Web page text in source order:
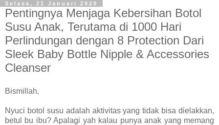
Selasa, 21 Januari 2020
Pentingnya Menjaga Kebersihan Botol
Susu Anak, Terutama di 1000 Hari
Perlindungan dengan 8 Protection Dari
Sleek Baby Bottle Nipple & Accessories
Cleanser
Bismillah,
Nyuci botol susu adalah aktivitas yang tidak bisa dielakkan,
betul bu ibu? Apalagi yah kalau punya anak yang memang